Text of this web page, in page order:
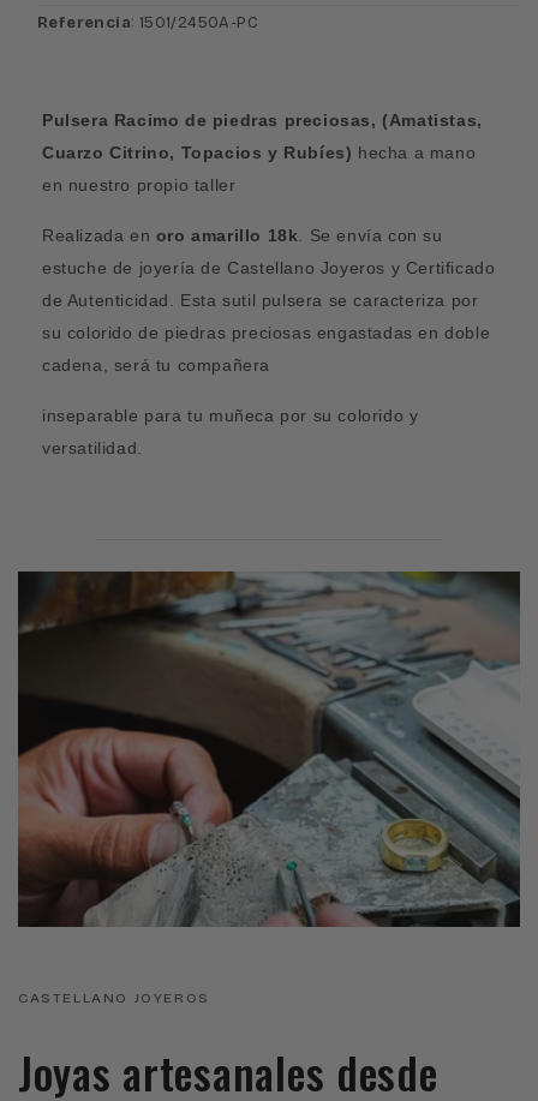
Referencia: 1501/245OA-PC
Pulsera Racimo de piedras preciosas, (Amatistas,
Cuarzo Citrino, Topacios y Rubíes) hecha a mano
en nuestro propio taller
Realizada en oro amarillo 18k . Se envía con su
estuche de joyería de Castellano Joyeros y Certificado
de Autenticidad. Esta sutil pulsera se caracteriza por
su colorido de piedras preciosas engastadas en doble
cadena, será tu compañera
inseparable para tu muñeca por su colorido y
versatilidad.
CASTELLANO JOYEROS
Joyas artesanales desde